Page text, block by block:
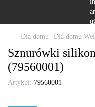
Dla domu Dla domu
Sznurówki
(79560001)
Artykuł: 79560001